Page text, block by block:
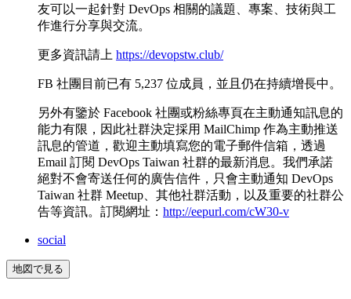
友可以一起針對 DevOps 相關的議題、專案、技術與工
作進行分享與交流。
更多資訊請上 https://devopstw.club/
FB 社團目前已有 5,237 位成員，並且仍在持續增長中。
另外有鑒於 Facebook 社團或粉絲專頁在主動通知訊息的
能力有限，因此社群決定採用 MailChimp 作為主動推送
訊息的管道，歡迎主動填寫您的電子郵件信箱，透過
Email 訂閱 DevOps Taiwan 社群的最新消息。我們承諾
絕對不會寄送任何的廣告信件，只會主動通知 DevOps
Taiwan 社群 Meetup、其他社群活動，以及重要的社群公
告等資訊。訂閱網址： http://eepurl.com/cW30-v
social
地図で見る